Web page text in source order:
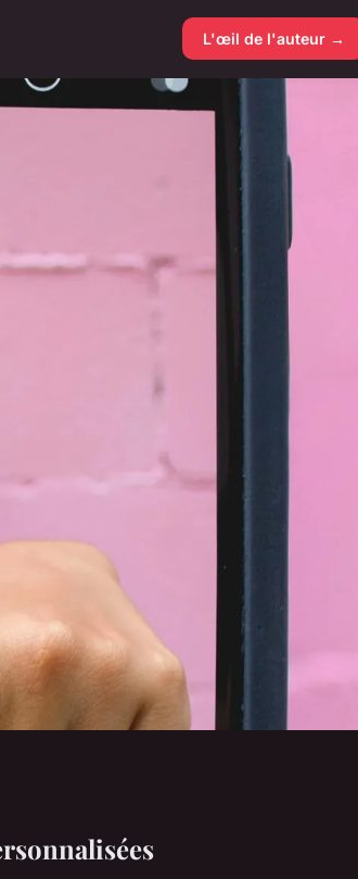
L'œil de l'auteur →